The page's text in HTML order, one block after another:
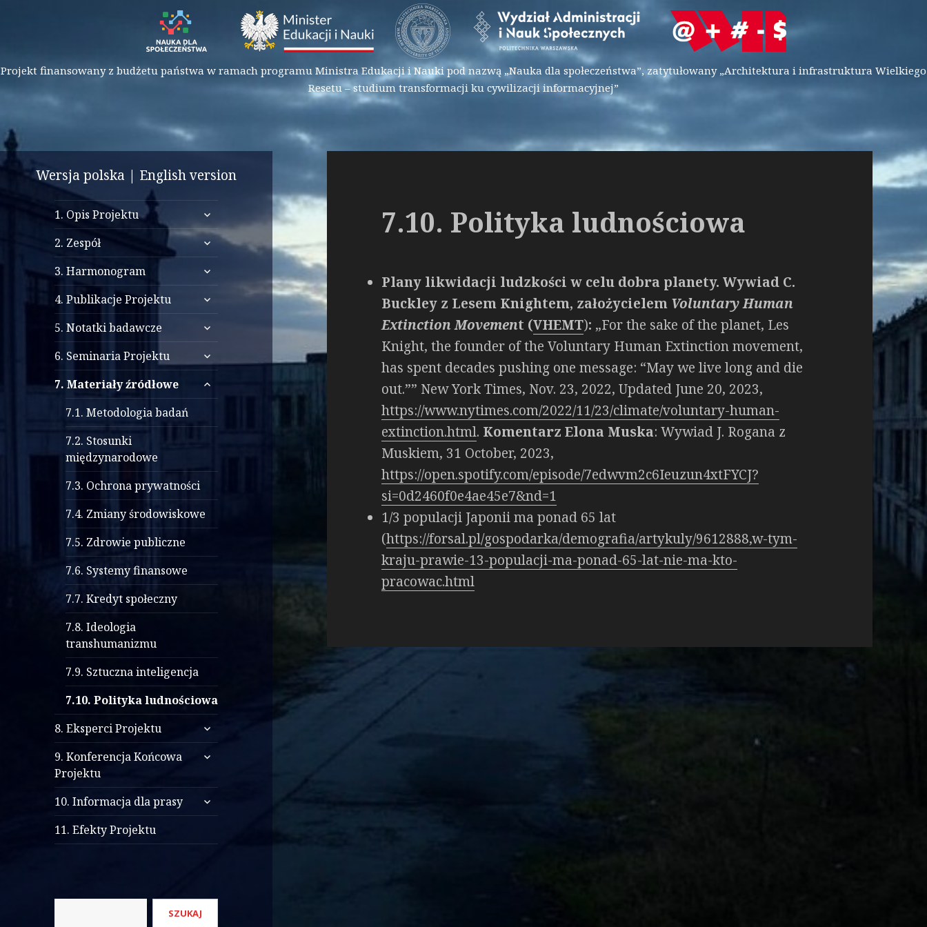
Projekt finansowany z budżetu państwa w ramach programu Ministra Edukacji i Nauki pod nazwą „Nauka dla społeczeństwa”, zatytułowany „Architektura i infrastruktura Wielkiego
Resetu – studium transformacji ku cywilizacji informacyjnej”
i infrastruktura
Wielkiego Resetu
cywilizacji informacyjnej
Wersja polska | English version
1. Opis Projektu
rozwiń
menu
potomne
2. Zespół
rozwiń
potomne
3. Harmonogram
rozwiń
menu
potomne
4. Publikacje Projektu
rozwiń
menu
potomne
5. Notatki badawcze
rozwiń
menu
potomne
6. Seminaria Projektu
rozwiń
menu
potomne
7. Materiały źródłowe
rozwiń
menu
7.1. Metodologia badań
7.2. Stosunki
międzynarodowe
7.3. Ochrona prywatności
7.4. Zmiany środowiskowe
7.5. Zdrowie publiczne
7.6. Systemy finansowe
7.7. Kredyt społeczny
7.8. Ideologia
transhumanizmu
7.9. Sztuczna inteligencja
7.10. Polityka ludnościowa
8. Eksperci Projektu
rozwiń
menu
potomne
9. Konferencja Końcowa
Projektu
rozwiń
10. Informacja dla prasy
rozwiń
menu
11. Efekty Projektu
SZUKAJ
7.10. Polityka ludnościowa
Plany likwidacji ludzkości w celu dobra planety. Wywiad C.
Buckley z Lesem Knightem, założycielem Voluntary Human
Extinction Movement (VHEMT): „For the sake of the planet, Les
Knight, the founder of the Voluntary Human Extinction movement,
has spent decades pushing one message: “May we live long and die
out.”” New York Times, Nov. 23, 2022, Updated June 20, 2023,
https://www.nytimes.com/2022/11/23/climate/voluntary-human-
extinction.html. Komentarz Elona Muska: Wywiad J. Rogana z
Muskiem, 31 October, 2023,
https://open.spotify.com/episode/7edwvm2c6Ieuzun4xtFYCJ?
si=0d2460f0e4ae45e7&nd=1
1/3 populacji Japonii ma ponad 65 lat
(https://forsal.pl/gospodarka/demografia/artykuly/9612888,w-tym-
kraju-prawie-13-populacji-ma-ponad-65-lat-nie-ma-kto-
pracowac.html